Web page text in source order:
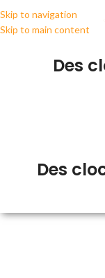
Skip to navigation
Skip to main content
MENU
Des
Des